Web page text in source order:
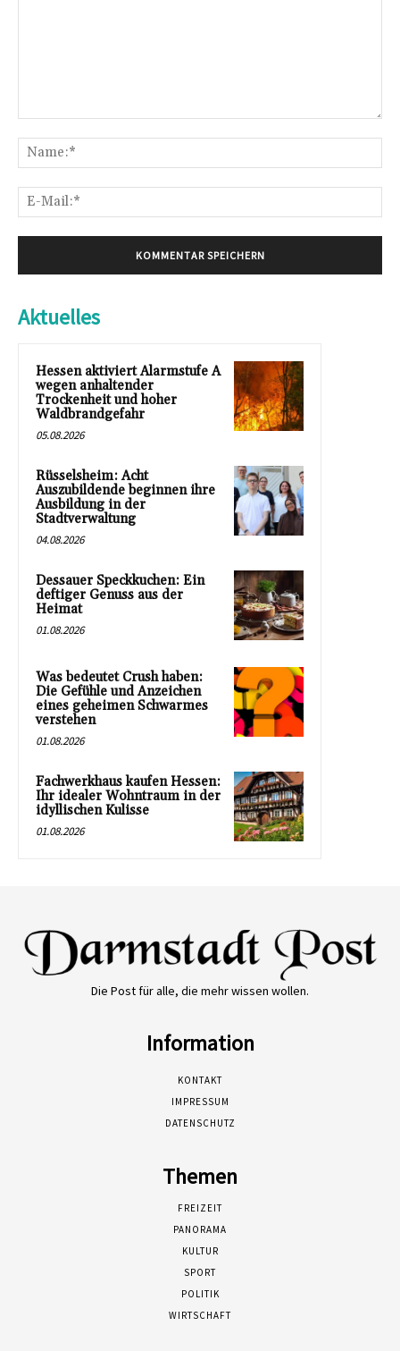
Aktuelles
Hessen aktiviert Alarmstufe A
wegen anhaltender
Trockenheit und hoher
Waldbrandgefahr
05.08.2026
Rüsselsheim: Acht
Auszubildende beginnen ihre
Ausbildung in der
Stadtverwaltung
04.08.2026
Dessauer Speckkuchen: Ein
deftiger Genuss aus der
Heimat
01.08.2026
Was bedeutet Crush haben:
Die Gefühle und Anzeichen
eines geheimen Schwarmes
verstehen
01.08.2026
Fachwerkhaus kaufen Hessen:
Ihr idealer Wohntraum in der
idyllischen Kulisse
01.08.2026
Die Post für alle, die mehr wissen wollen.
Information
KONTAKT
IMPRESSUM
DATENSCHUTZ
Themen
FREIZEIT
PANORAMA
KULTUR
SPORT
POLITIK
WIRTSCHAFT